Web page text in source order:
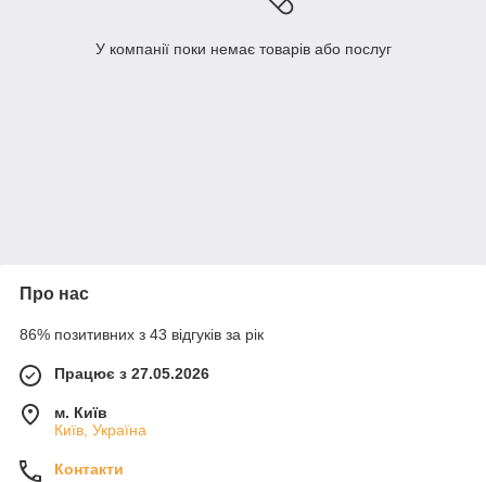
У компанії поки немає товарів або послуг
Про нас
86% позитивних з 43 відгуків за рік
Працює з 27.05.2026
м. Київ
Київ, Україна
Контакти